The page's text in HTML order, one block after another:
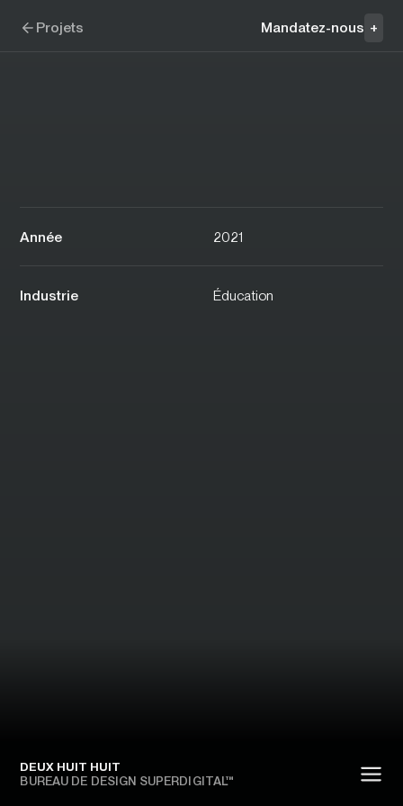
DEUX HUIT HUIT
BUREAU DE DESIGN SUPERDIGITAL™
Projets Mandatez-nous +
Année 2021
Industrie Éducation